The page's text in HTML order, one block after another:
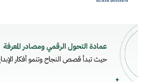
الرئيسية